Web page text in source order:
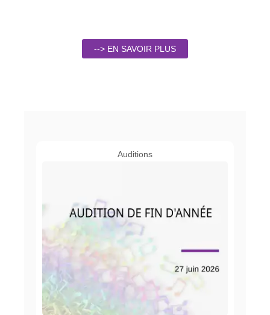
--> EN SAVOIR PLUS
Auditions